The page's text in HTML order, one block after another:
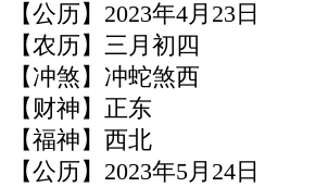
【公历】2023年4月23日
【农历】三月初四
【冲煞】冲蛇煞西
【财神】正东
【福神】西北
【公历】2023年5月24日